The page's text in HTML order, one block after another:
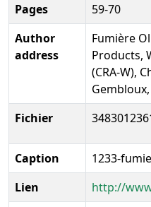
Pages
59-70
Author
address
Fumière
Products,
(CRA-W),
Fichier
Caption
1233-
Lien
http://